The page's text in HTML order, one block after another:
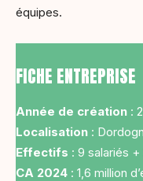
équipes.
FICHE ENTREPRISE
Année de création :
Localisation :
Effectifs : 9 salariés
CA 2024 : 1,6 million